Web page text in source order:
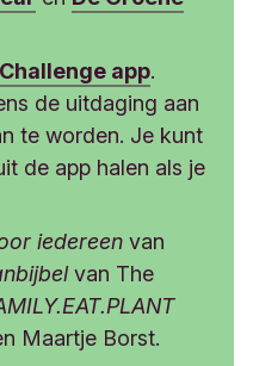
app.
de uitdaging aan
te worden. Je kunt
de app halen als je
iedereen van
van The
Maartje Borst.